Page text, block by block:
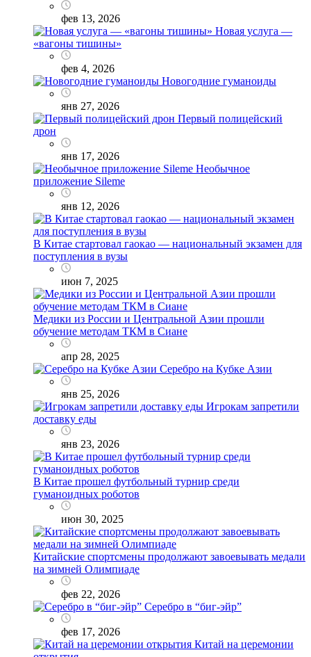
фев 13, 2026
Новая услуга —
«вагоны тишины»
фев 4, 2026
Новогодние гуманоиды
янв 27, 2026
Первый полицейский
дрон
янв 17, 2026
Необычное
приложение Sileme
янв 12, 2026
В Китае стартовал гаокао — национальный экзамен для
поступления в вузы
июн 7, 2025
Медики из России и Центральной Азии прошли
обучение методам ТКМ в Сиане
апр 28, 2025
Серебро на Кубке Азии
янв 25, 2026
Игрокам запретили
доставку еды
янв 23, 2026
В Китае прошел футбольный турнир среди
гуманоидных роботов
июн 30, 2025
Китайские спортсмены продолжают завоевывать медали
на зимней Олимпиаде
фев 22, 2026
Серебро в “биг-эйр”
фев 17, 2026
Китай на церемонии